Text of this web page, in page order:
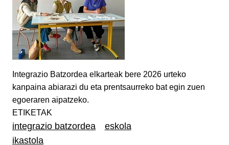
Integrazio Batzordea elkarteak bere 2026 urteko
kanpaina abiarazi du eta prentsaurreko bat egin zuen
egoeraren aipatzeko.
ETIKETAK
integrazio batzordea
eskola
ikastola